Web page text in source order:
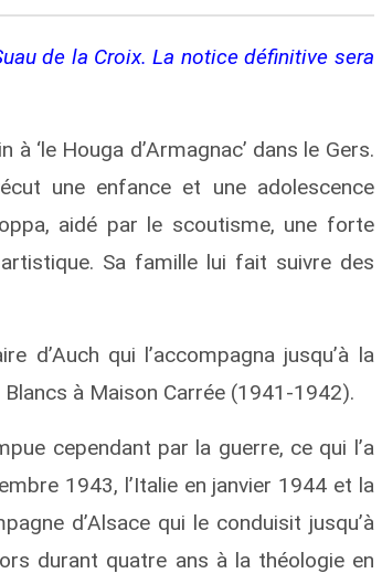
de la Croix. La notice définitive sera
‘le Houga d’Armagnac’ dans le Gers.
une enfance et une adolescence
aidé par le scoutisme, une forte
Sa famille lui fait suivre des
d’Auch qui l’accompagna jusqu’à la
à Maison Carrée (1941-1942).
cependant par la guerre, ce qui l’a
1943, l’Italie en janvier 1944 et la
d’Alsace qui le conduisit jusqu’à
durant quatre ans à la théologie en